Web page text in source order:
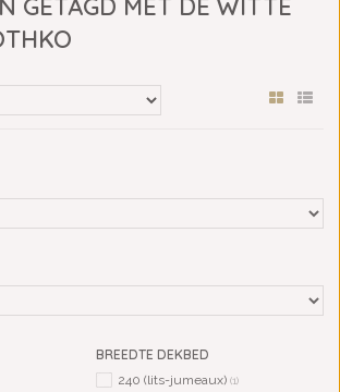
GETAGD MET DE WITTE
BREEDTE DEKBED
240 (lits-jumeaux) (1)